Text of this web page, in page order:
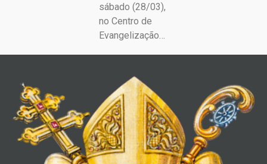
sábado (28/03),
no Centro de
Evangelização…